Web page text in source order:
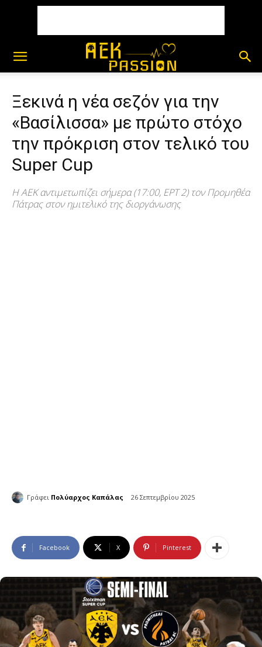
Ξεκινά η νέα σεζόν για την
«Βασίλισσα» με πρώτο στόχο
την πρόκριση στον τελικό του
Super Cup
Η ΑΕΚ αντιμετωπίζει σήμερα (17:00, ΕΡΤ 2) τον Προμηθέα
Πάτρας στον ημιτελικό της διοργάνωσης
Γράφει Πολύαρχος Καπάλας 26 Σεπτεμβρίου 2025
Facebook X Pinterest